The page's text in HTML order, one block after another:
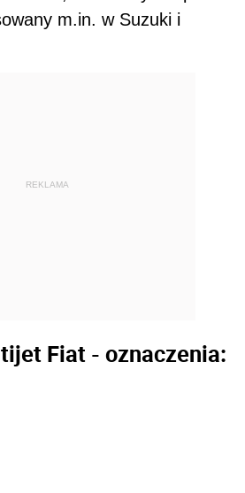
m.in. w Suzuki i
REKLAMA
Fiat - oznaczenia: